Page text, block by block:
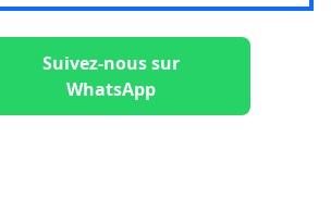
Suivez-nous sur
WhatsApp